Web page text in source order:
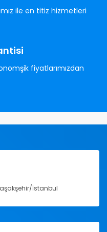
ile en titiz hizmetleri
fiyatlarımızdan
İstanbul